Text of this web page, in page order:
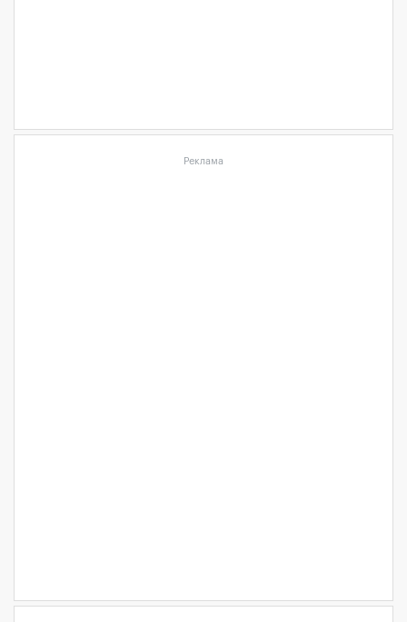
Реклама